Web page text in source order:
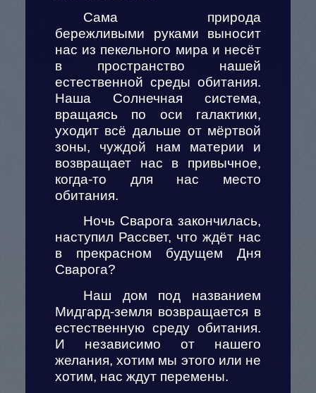
Сама природа
бережливыми руками выносит
нас из пекельного мира и несёт
в пространство нашей
естественной среды обитания.
Наша Солнечная система,
вращаясь по оси галактики,
уходит всё дальше от мёртвой
зоны, чуждой нам материи и
возвращает нас в привычное,
когда-то для нас место
обитания.
Ночь Сварога закончилась,
наступил Рассвет, что ждёт нас
в прекрасном будущем Дня
Сварога?
Наш дом под названием
Мидгард-земля возвращается в
естественную среду обитания.
И независимо от нашего
желания, хотим мы этого или не
хотим, нас ждут перемены.